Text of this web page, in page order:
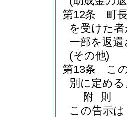
第12条
町
を受けた
一部を返
(その他)
第13条
こ
別に定める
附 則
この告示